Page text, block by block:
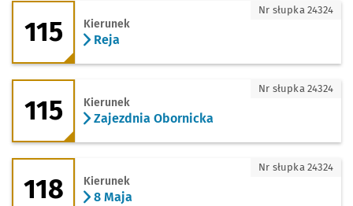
115 - kierunek Reja
115 Kierunek
Reja
Nr słupka 24324
115 - kierunek Zajezdnia Obornicka
115 Kierunek
Zajezdnia Obornicka
Nr słupka 24324
118 - kierunek 8 Maja
118 Kierunek
8 Maja
Nr słupka 24324